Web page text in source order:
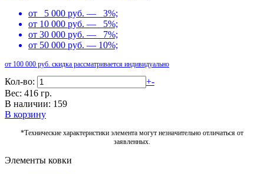
от 5 000 руб. — 3%;
от 10 000 руб. — 5%;
от 30 000 руб. — 7%;
от 50 000 руб. — 10%;
от 100 000 руб. скидка рассматривается индивидуально
Кол-во: +-
Вес: 416 гр.
В наличии: 159
В корзину
*Технические характеристики элемента могут незначительно отличаться от
заявленных.
Элементы ковки